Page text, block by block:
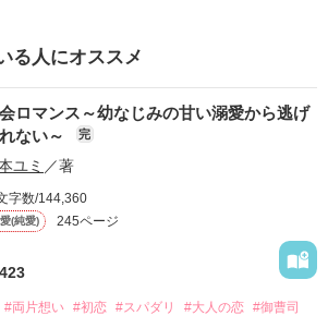
る人にオススメ
ロマンス～幼なじみの甘い溺愛から逃げ
ない～
完
ユミ ／著
字数/144,360
(純愛) 245ページ
423
#両片想い #初恋 #スパダリ #大人の恋 #御曹司